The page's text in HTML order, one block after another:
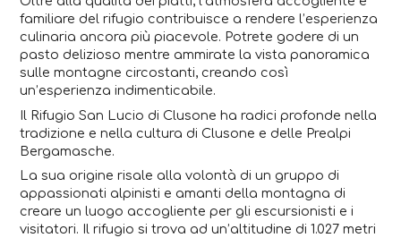
familiare del rifugio contribuisce a rendere l’esperienza
culinaria ancora più piacevole. Potrete godere di un
pasto delizioso mentre ammirate la vista panoramica
sulle montagne circostanti, creando così
un’esperienza indimenticabile.
Il Rifugio San Lucio di Clusone ha radici profonde nella
tradizione e nella cultura di Clusone e delle Prealpi
Bergamasche.
La sua origine risale alla volontà di un gruppo di
appassionati alpinisti e amanti della montagna di
creare un luogo accogliente per gli escursionisti e i
visitatori. Il rifugio si trova ad un’altitudine di 1.027 metri